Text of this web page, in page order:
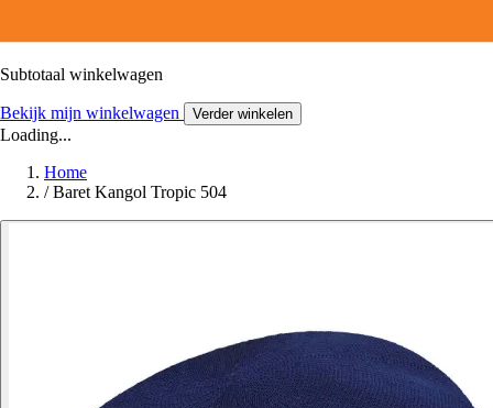
Subtotaal winkelwagen
Bekijk mijn winkelwagen Verder winkelen
Loading...
Home
/ Baret Kangol Tropic 504